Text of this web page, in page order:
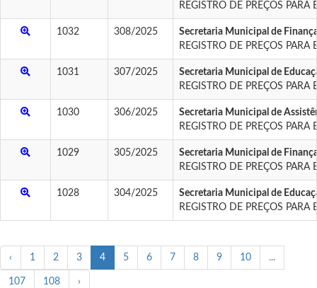
REGISTRO DE PREÇOS
1032 308/2025
Secretaria Municipal de
REGISTRO DE PREÇOS
1031 307/2025
Secretaria Municipal de
REGISTRO DE PREÇOS
1030 306/2025
Secretaria Municipal de
REGISTRO DE PREÇOS
1029 305/2025
Secretaria Municipal de
REGISTRO DE PREÇOS
1028 304/2025
Secretaria Municipal de
REGISTRO DE PREÇOS
‹ 1 2 3 4 5 6 7 8 9 10 ...
107 108 ›